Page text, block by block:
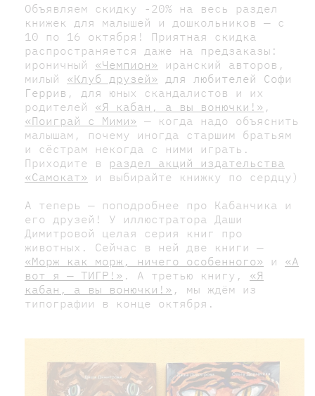
Объявляем скидку -20% на весь раздел
книжек для малышей и дошкольников — с
10 по 16 октября! Приятная скидка
распространяется даже на предзаказы:
ироничный «Чемпион» иранский авторов,
милый «Клуб друзей» для любителей Софи
Геррив , для юных скандалистов и их
родителей «Я кабан, а вы вонючки!» ,
«Поиграй с Мими» — когда надо объяснить
малышам, почему иногда старшим братьям
и сёстрам некогда с ними играть.
Приходите в раздел акций издательства
«Самокат» и выбирайте книжку по сердцу)
А теперь — поподробнее про Кабанчика и
его друзей! У иллюстратора Даши
Димитровой целая серия книг про
животных. Сейчас в ней две книги —
«Морж как морж, ничего особенного» и «А
вот я — ТИГР!» . А третью книгу, «Я
кабан, а вы вонючки!» , мы ждём из
типографии в конце октября.